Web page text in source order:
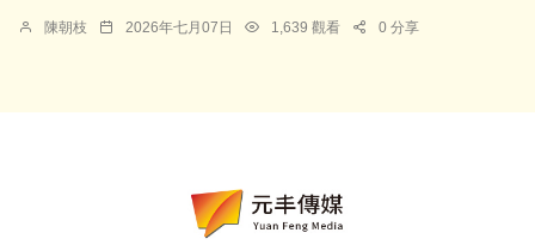
陳朝枝 2026年七月07日 1,639 觀看 0 分享